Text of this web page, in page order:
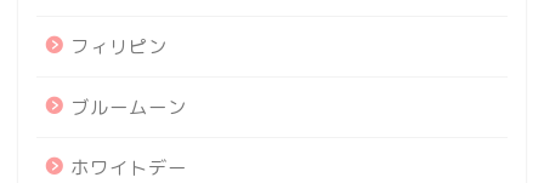
フィリピン
ブルームーン
ホワイトデー